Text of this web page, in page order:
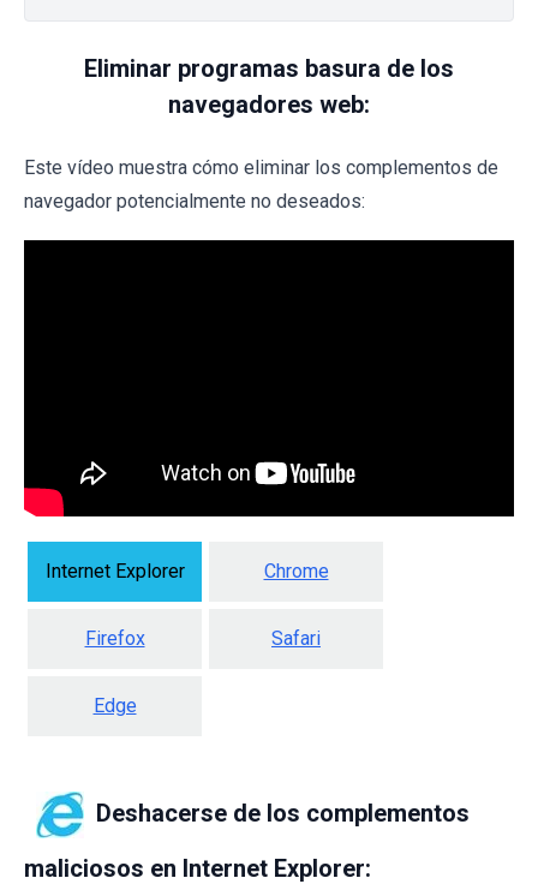
Eliminar programas basura de los
navegadores web:
Este vídeo muestra cómo eliminar los complementos de
navegador potencialmente no deseados:
Internet Explorer Chrome
Firefox Safari
Edge
Deshacerse de los complementos
maliciosos en Internet Explorer: